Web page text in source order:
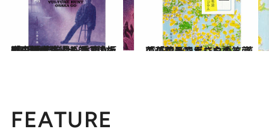
2023.2.22
誉田哲也が語る師・逢坂 剛のすごさ 最も重要な「小説作法」がここにある 『禿鷹狩り 禿鷹IV』(逢坂 剛)
カルチャー 2023.2.20
菜の花と司馬さんの笑顔 『「司馬さん」を語る 菜の花忌シンポジウム』
カルチャー
FEATURE